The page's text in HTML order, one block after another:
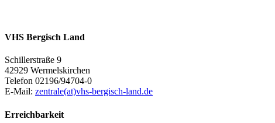
VHS Bergisch Land
Schillerstraße 9
42929 Wermelskirchen
Telefon 02196/94704-0
E-Mail: zentrale(at)vhs-bergisch-land.de
Erreichbarkeit